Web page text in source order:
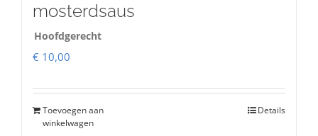
mosterdsaus
Hoofdgerecht
€ 10,00
Toevoegen aan
winkelwagen
Details